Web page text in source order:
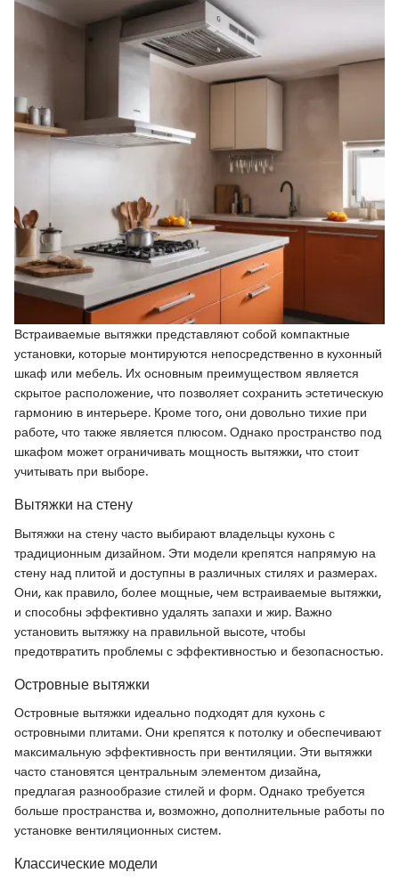
Встраиваемые вытяжки представляют собой компактные
установки, которые монтируются непосредственно в кухонный
шкаф или мебель. Их основным преимуществом является
скрытое расположение, что позволяет сохранить эстетическую
гармонию в интерьере. Кроме того, они довольно тихие при
работе, что также является плюсом. Однако пространство под
шкафом может ограничивать мощность вытяжки, что стоит
учитывать при выборе.
Вытяжки на стену
Вытяжки на стену часто выбирают владельцы кухонь с
традиционным дизайном. Эти модели крепятся напрямую на
стену над плитой и доступны в различных стилях и размерах.
Они, как правило, более мощные, чем встраиваемые вытяжки,
и способны эффективно удалять запахи и жир. Важно
установить вытяжку на правильной высоте, чтобы
предотвратить проблемы с эффективностью и безопасностью.
Островные вытяжки
Островные вытяжки идеально подходят для кухонь с
островными плитами. Они крепятся к потолку и обеспечивают
максимальную эффективность при вентиляции. Эти вытяжки
часто становятся центральным элементом дизайна,
предлагая разнообразие стилей и форм. Однако требуется
больше пространства и, возможно, дополнительные работы по
установке вентиляционных систем.
Классические модели